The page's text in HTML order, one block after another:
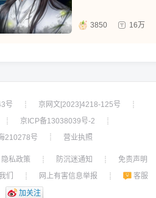
3850 16万
号 ┊ 京网文[2023]4218-125号
┊
┊ 京ICP备13038039号-2
┊
210278号
┊ 营业执照
隐私政策 ┊ 防沉迷通知 ┊
免责声明
们 ┊ 网上有害信息举报 ┊
客服
加关注